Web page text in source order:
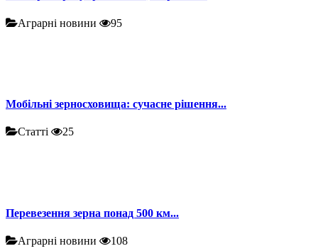
Аграрні новини 95
Мобільні зерносховища: сучасне рішення...
Статті 25
Перевезення зерна понад 500 км...
Аграрні новини 108